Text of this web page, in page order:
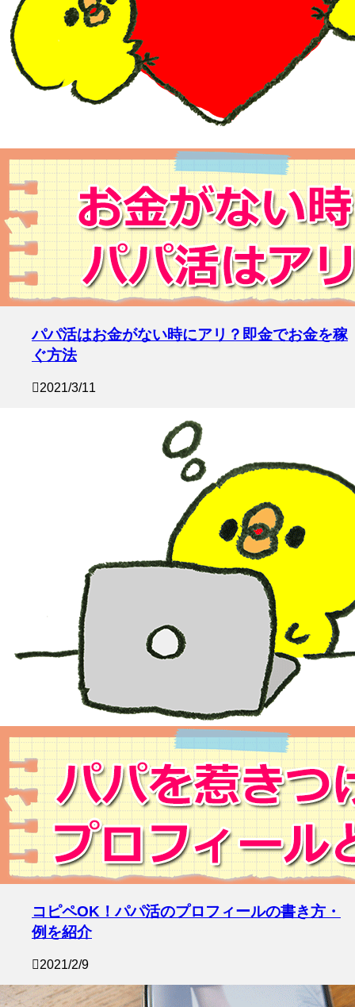
パパ活はお金がない時にアリ？即金でお金を稼
ぐ方法
2021/3/11
コピペOK！パパ活のプロフィールの書き方・
例を紹介
2021/2/9